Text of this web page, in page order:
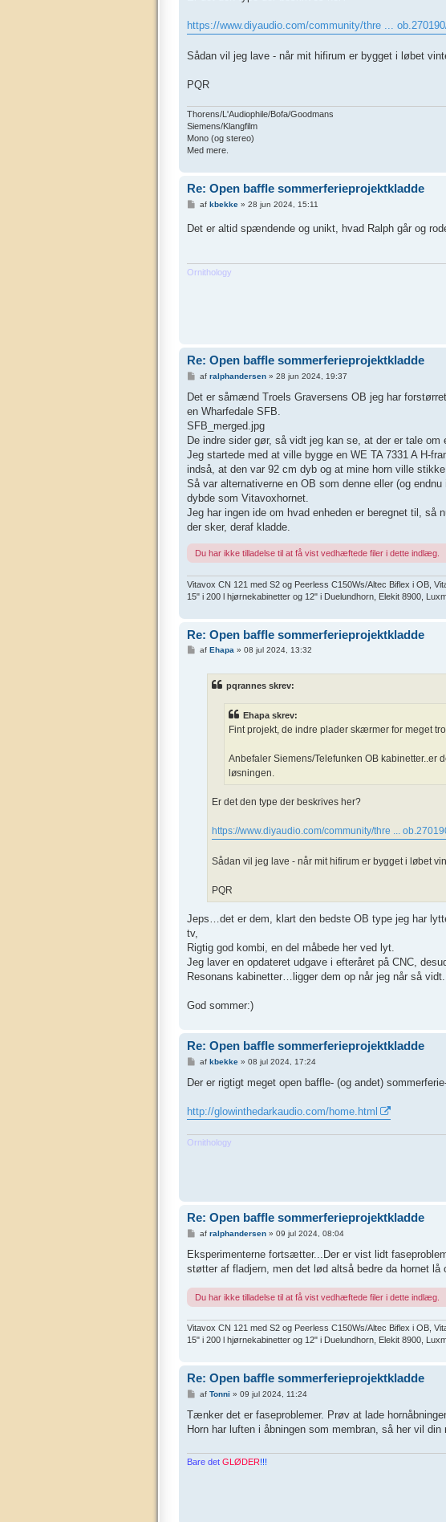
https://www.diyaudio.com/community/thre ...
Sådan vil jeg lave - når mit hifirum er bygget i løbet
PQR
Thorens/L'Audiophile/Bofa/Goodmans
Siemens/Klangfilm
Mono (og stereo)
Med mere.
Re: Open baffle sommerferieprojektkladde
l
af kbekke» 28 jun 2024, 15:11
Det er altid spændende og unikt, hvad Ralph går og
Ornithology
Re: Open baffle sommerferieprojektkladde
d
æ
g
af ralphandersen» 28 jun 2024, 19:37
Det er såmænd Troels Graversens OB jeg har
en Wharfedale SFB.
SFB_merged.jpg
De indre sider gør, så vidt jeg kan se, at der er tale om
Jeg startede med at ville bygge en WE TA 7331 A H-
indså, at den var 92 cm dyb og at mine horn ville
Så var alternativerne en OB som denne eller (og
dybde som Vitavoxhornet.
Jeg har ingen ide om hvad enheden er beregnet til, så
der sker, deraf kladde.
Du har ikke tilladelse til at få vist vedhæftede filer i dette indlæg.
Vitavox CN 121 med S2 og Peerless C150Ws/Altec Biflex i OB,
15" i 200 l hjørnekabinetter og 12" i Duelundhorn, Elekit 8900,
Re: Open baffle sommerferieprojektkladde
af Ehapa » 08 jul 2024, 13:32
pqrannes skrev:
Ehapa skrev:
Fint projekt, de indre plader skærmer for meget
Anbefaler Siemens/Telefunken OB
løsningen.
Er det den type der beskrives her?
https://www.diyaudio.com/community/thre ...
Sådan vil jeg lave - når mit hifirum er bygget i løbet
PQR
Jeps…det er dem, klart den bedste OB type jeg har
tv,
Rigtig god kombi, en del måbede her ved lyt.
Jeg laver en opdateret udgave i efteråret på CNC,
Resonans kabinetter…ligger dem op når jeg når så vidt.
God sommer:)
Re: Open baffle sommerferieprojektkladde
d
g
af kbekke» 08 jul 2024, 17:24
Der er rigtigt meget open baffle- (og andet)
http://glowinthedarkaudio.com/home.html
Ornithology
Re: Open baffle sommerferieprojektkladde
d
æ
af ralphandersen» 09 jul 2024, 08:04
Eksperimenterne fortsætter...Der er vist lidt
støtter af fladjern, men det lød altså bedre da hornet
Du har ikke tilladelse til at få vist vedhæftede filer i dette indlæg.
Vitavox CN 121 med S2 og Peerless C150Ws/Altec Biflex i OB,
15" i 200 l hjørnekabinetter og 12" i Duelundhorn, Elekit 8900,
Re: Open baffle sommerferieprojektkladde
d
æ
af Tonni » 09 jul 2024, 11:24
Tænker det er faseproblemer. Prøv at lade
Horn har luften i åbningen som membran, så her vil
Bare det GLØDER!!!